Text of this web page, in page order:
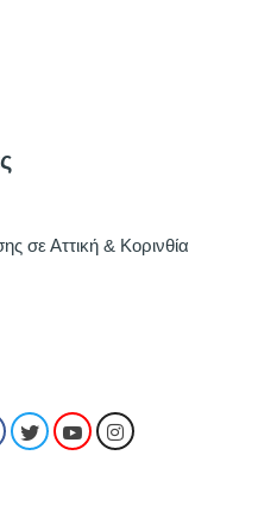
σε Αττική & Κορινθία